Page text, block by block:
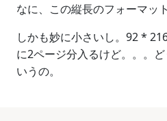
なに、この縦長のフォーマッ
しかも妙に小さいし。92 *
に2ページ分入るけど。。。
いうの。